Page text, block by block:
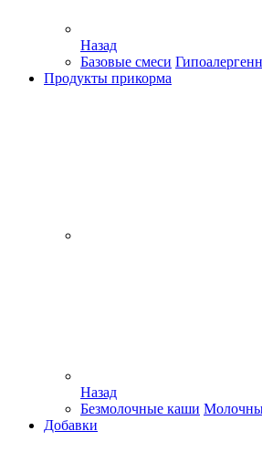
Назад
Базовые смеси
Продукты прикорма
Назад
Безмолочные каши
Добавки